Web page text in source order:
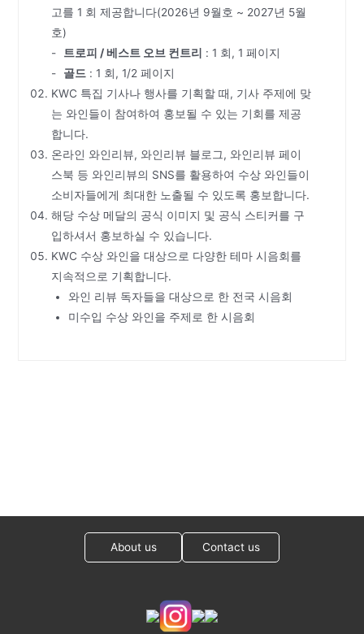
고를 1 회 제공합니다(2026년 9월호 ~ 2027년 5월
호)
트로피 / 베스트 오브 컨트리 : 1 회, 1 페이지
골드 : 1 회, 1/2 페이지
KWC 특집 기사나 행사를 기획할 때, 기사 주제에 맞
는 와인들이 참여하여 홍보될 수 있는 기회를 제공
합니다.
온라인 와인리뷰, 와인리뷰 블로그, 와인리뷰 페이
스북 등 와인리뷰의 SNS를 활용하여 수상 와인들이
소비자들에게 최대한 노출될 수 있도록 홍보합니다.
해당 수상 메달의 공식 이미지 및 공식 스티커를 구
입하셔서 홍보하실 수 있습니다.
KWC 수상 와인을 대상으로 다양한 테마 시음회를
지속적으로 기획합니다.
와인 리뷰 독자들을 대상으로 한 전국 시음회
미수입 수상 와인을 주제로 한 시음회
About us Contact us